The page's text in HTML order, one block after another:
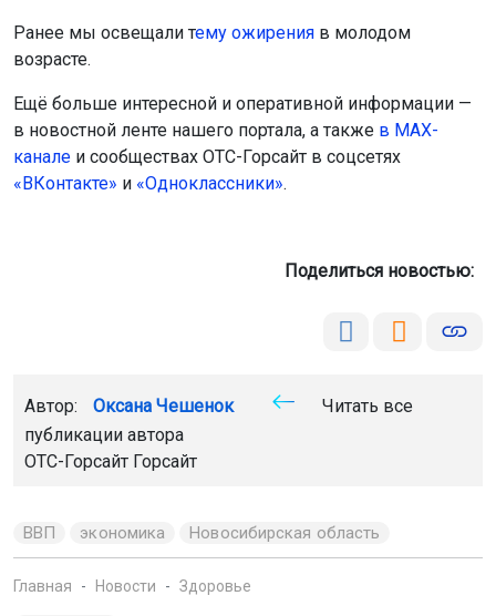
Ранее мы освещали тему ожирения в молодом
возрасте.
Ещё больше интересной и оперативной информации —
в новостной ленте нашего портала, а также в МАХ-
канале и сообществах ОТС-Горсайт в соцсетях
«ВКонтакте» и «Одноклассники».
Поделиться новостью:
Автор: Оксана Чешенок
Читать все
публикации автора
ОТС-Горсайт Горсайт
ВВП экономика Новосибирская область
Главная Новости Здоровье